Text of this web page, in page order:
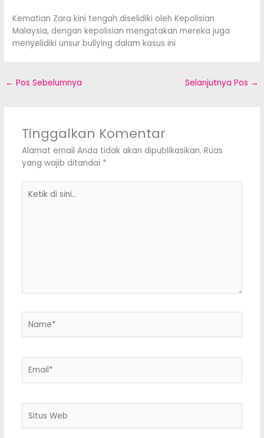
Kematian Zara kini tengah diselidiki oleh Kepolisian
Malaysia, dengan kepolisian mengatakan mereka juga
menyelidiki unsur bullying dalam kasus ini
← Pos Sebelumnya Selanjutnya Pos →
Tinggalkan Komentar
Alamat email Anda tidak akan dipublikasikan. Ruas
yang wajib ditandai *
Web